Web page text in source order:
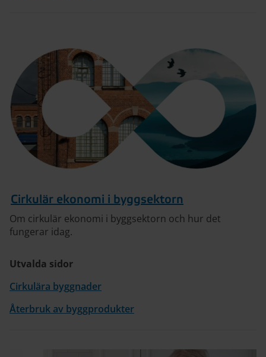
Cirkulär ekonomi i byggsektorn
Om cirkulär ekonomi i byggsektorn och hur det
fungerar idag.
Utvalda sidor
Cirkulära byggnader
Återbruk av byggprodukter